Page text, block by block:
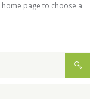
home page to choose a